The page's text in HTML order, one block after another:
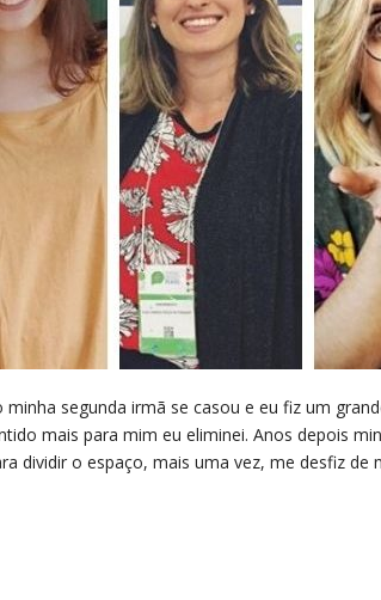
segunda irmã se casou e eu fiz um
mais para mim eu eliminei. Anos depois
dividir o espaço, mais uma vez, me desfiz de